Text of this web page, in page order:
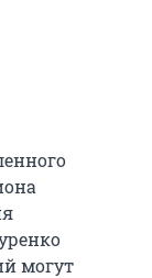
могут